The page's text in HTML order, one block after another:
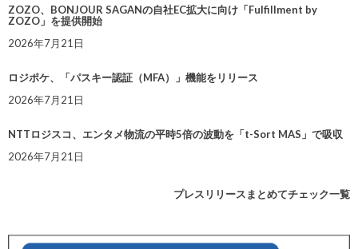
ZOZO、BONJOUR SAGANの自社EC拡大に向け「Fulfillment by
ZOZO」を提供開始
2026年7月21日
ロジポケ、「パスキー認証（MFA）」機能をリリース
2026年7月21日
NTTロジスコ、エンタメ物流の平時5倍の波動を「t-Sort MAS」で吸収
2026年7月21日
プレスリリースまとめてチェック一覧